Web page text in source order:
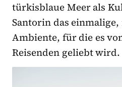
türkisblaue Meer als
Santorin das
Ambiente, für die es
Reisenden geliebt wird.